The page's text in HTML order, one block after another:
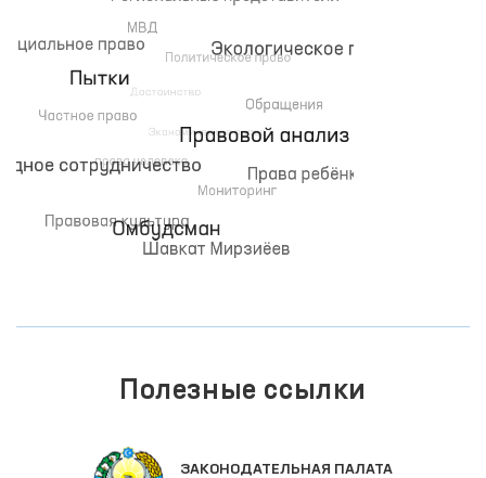
Полезные ссылки
ЗАКОНОДАТЕЛЬНАЯ ПАЛАТА